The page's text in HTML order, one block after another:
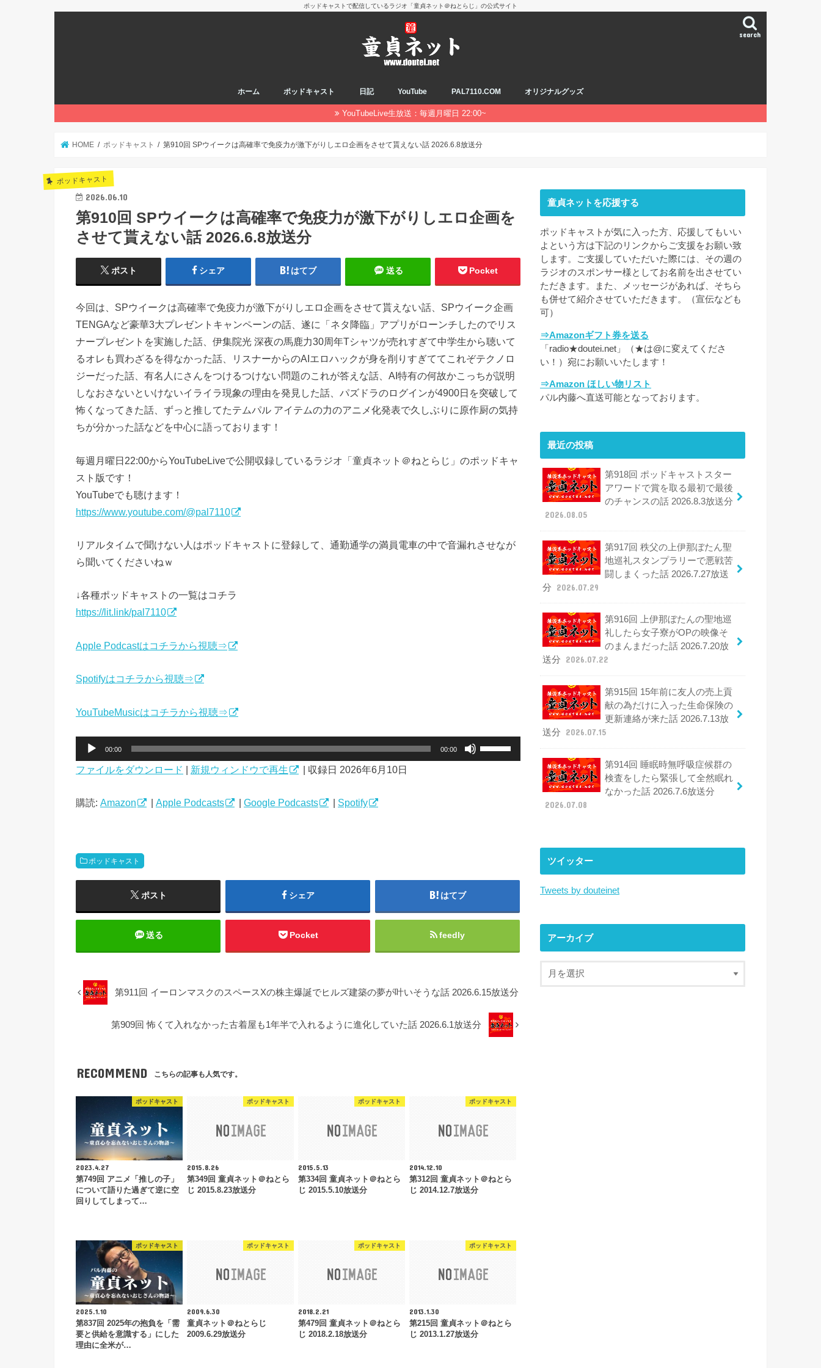
ポッドキャストで配信しているラジオ「童貞ネット＠ねとらじ」の公式サイト
search
ホーム ポッドキャスト 日記 YouTube PAL7110.COM オリジナルグッズ
YouTubeLive生放送：毎週月曜日 22:00~
HOME ポッドキャスト 第910回 SPウイークは高確率で免疫力が激下がりしエロ企画をさせて貰えない話 2026.6.8放送分
ポッドキャスト
2026.06.10
第910回 SPウイークは高確率で免疫力が激下がりしエロ企画を
させて貰えない話 2026.6.8放送分
ポスト シェア はてブ 送る Pocket
今回は、SPウイークは高確率で免疫力が激下がりしエロ企画をさせて貰えない話、SPウイーク企画
TENGAなど豪華3大プレゼントキャンペーンの話、遂に「ネタ降臨」アプリがローンチしたのでリス
ナープレゼントを実施した話、伊集院光 深夜の馬鹿力30周年Tシャツが売れすぎて中学生から聴いて
るオレも買わざるを得なかった話、リスナーからのAIエロハックが身を削りすぎててこれぞテクノロ
ジーだった話、有名人にさんをつけるつけない問題のこれが答えな話、AI特有の何故かこっちが説明
しなおさないといけないイライラ現象の理由を発見した話、パズドラのログインが4900日を突破して
怖くなってきた話、ずっと推してたテムパル アイテムの力のアニメ化発表で久しぶりに原作厨の気持
ちが分かった話などを中心に語っております！
毎週月曜日22:00からYouTubeLiveで公開収録しているラジオ「童貞ネット＠ねとらじ」のポッドキャ
スト版です！
YouTubeでも聴けます！
https://www.youtube.com/@pal7110
リアルタイムで聞けない人はポッドキャストに登録して、通勤通学の満員電車の中で音漏れさせなが
ら聞いてくださいねｗ
↓各種ポッドキャストの一覧はコチラ
https://lit.link/pal7110
Apple Podcastはコチラから視聴⇒
Spotifyはコチラから視聴⇒
YouTubeMusicはコチラから視聴⇒
プ
ー
00:00 00:00
印
ー
っ
く
だ
ファイルをダウンロード | 新規ウィンドウで再生 | 収録日 2026年6月10日
購読: Amazon | Apple Podcasts | Google Podcasts | Spotify
ポッドキャスト
ポスト シェア はてブ
送る Pocket feedly
第911回 イーロンマスクのスペースXの株主爆誕でヒルズ建築の夢が叶いそうな話 2026.6.15放送分
第909回 怖くて入れなかった古着屋も1年半で入れるように進化していた話 2026.6.1放送分
RECOMMEND こちらの記事も人気です。
ポッドキャスト
2023.4.27
第749回 アニメ「推しの子」
について語りた過ぎて逆に空
回りしてしまって…
ポッドキャスト
2015.8.26
第349回 童貞ネット＠ねとら
じ 2015.8.23放送分
ポッドキャスト
2015.5.13
第334回 童貞ネット＠ねとら
じ 2015.5.10放送分
ポッドキャスト
2014.12.10
第312回 童貞ネット＠ねとら
じ 2014.12.7放送分
ポッドキャスト
2025.1.10
第837回 2025年の抱負を「需
要と供給を意識する」にした
理由に全米が…
ポッドキャスト
2009.6.30
童貞ネット＠ねとらじ
2009.6.29放送分
ポッドキャスト
2018.2.21
第479回 童貞ネット＠ねとら
じ 2018.2.18放送分
ポッドキャスト
2013.1.30
第215回 童貞ネット＠ねとら
じ 2013.1.27放送分
童貞ネットを応援する
ポッドキャストが気に入った方、応援してもいい
よという方は下記のリンクからご支援をお願い致
します。ご支援していただいた際には、その週の
ラジオのスポンサー様としてお名前を出させてい
ただきます。また、メッセージがあれば、そちら
も併せて紹介させていただきます。（宣伝なども
可）
⇒Amazonギフト券を送る
「radio★doutei.net」（★は@に変えてくださ
い！）宛にお願いいたします！
⇒Amazon ほしい物リスト
パル内藤へ直送可能となっております。
最近の投稿
第918回 ポッドキャストスター
アワードで賞を取る最初で最後
のチャンスの話 2026.8.3放送分
2026.08.05
第917回 秩父の上伊那ぼたん聖
地巡礼スタンプラリーで悪戦苦
闘しまくった話 2026.7.27放送
分
2026.07.29
第916回 上伊那ぼたんの聖地巡
礼したら女子寮がOPの映像そ
のまんまだった話 2026.7.20放
送分
2026.07.22
第915回 15年前に友人の売上貢
献の為だけに入った生命保険の
更新連絡が来た話 2026.7.13放
送分
2026.07.15
第914回 睡眠時無呼吸症候群の
検査をしたら緊張して全然眠れ
なかった話 2026.7.6放送分
2026.07.08
ツイッター
Tweets by douteinet
アーカイブ